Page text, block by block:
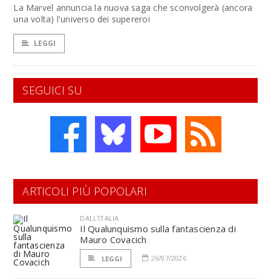
La Marvel annuncia la nuova saga che sconvolgerà (ancora
una volta) l'universo dei supereroi
LEGGI
SEGUICI SU
ARTICOLI PIÙ POPOLARI
DALL'ITALIA
Il Qualunquismo sulla fantascienza di
Mauro Covacich
LEGGI 26/07/2026